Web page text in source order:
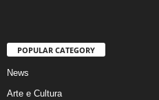
POPULAR CATEGORY
News
Arte e Cultura